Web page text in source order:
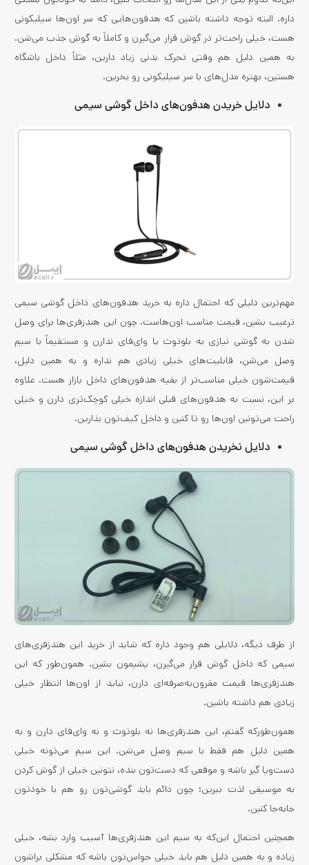
داره. البته توجه داشته باشین که هدفون‌هایی که سر اون‌ها سیلیکونی
هست، خیلی راحت‌تر در گوش قرار می‌گیرن و کاملاً به گوش جذب می‌شن.
به همین دلیل هم وقتی تحرک بدنی زیاد دارین، مثلاً داخل باشگاه
هستین، بهتره مدل‌های با سر سیلیکونی رو بخرین.
دلایل خریدن هدفون‌های داخل گوشی سیمی
مهم‌ترین دلیلی که احتمال داره به خرید هدفون‌های داخل گوشی سیمی
ترغیب بشین، قیمت مناسب اون‌هاست. چون این هندزفری‌ها برای وصل
شدن به گوشی نیازی به بلوتوث یا وای‌فای ندارن و مستقیماً با سیم
وصل می‌شن، قابلیت‌های خیلی زیادی هم نداره و به همین دلیل،
قیمت‌شون خیلی مناسب‌تر از بقیه هدفون‌های داخل بازار هست. علاوه
بر این، نسبت به هدفون‌های قبلی اندازه خیلی کوچک‌تری دارن و خیلی
راحت می‌تونین اون‌ها رو تا کنین و داخل کیف‌تون بذارین.
دلایل نخریدن هدفون‌های داخل گوشی سیمی
از طرف دیگه، دلایلی هم وجود داره که شاید از خرید این هندزفری‌های
سیمی که داخل گوش قرار می‌گیرن، پشیمون بشین. همون‌طور که این
هندزفری‌ها قیمت مقرون‌به‌صرفه‌ای دارن، نباید از اون‌ها انتظار خیلی
زیادی هم داشته باشین.
همون‌طورکه گفتم، این هندزفری‌ها نه بلوتوث و نه وای‌فای دارن و به
همین دلیل هم فقط با سیم وصل می‌شن. این سیم می‌تونه خیلی
دست‌وپا گیر باشه و موقعی که دست‌تون بنده، نتونین خیلی از گوش کردن
به موسیقی لذت ببرین؛ چون دائم باید گوشی‌تون رو هم با خودتون
جابه‌جا کنین.
همچنین احتمال این‌که به سیم این هندزفری‌ها آسیب وارد بشه، خیلی
زیاده و به همین دلیل هم باید خیلی حواس‌تون باشه که مشکلی براشون